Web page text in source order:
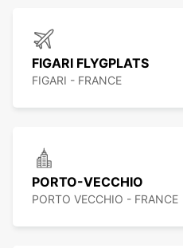
FIGARI FLYGPLATS
FIGARI - FRANCE
PORTO-VECCHIO
PORTO VECCHIO - FRANCE